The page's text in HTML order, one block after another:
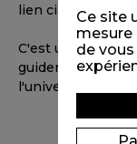
lien ci-dessous)
C'est un
guider le jeune
l'univers de
Ce site
mesure
de